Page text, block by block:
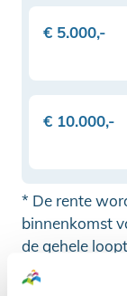
€ 5.000,-
€ 10.000,-
* De rente
binnenkomst
de gehele
aftrekbaar;
** Dit zijn de